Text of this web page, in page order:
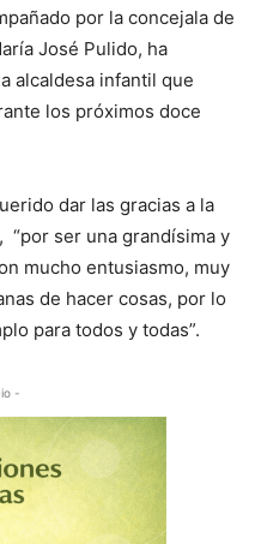
por la concejala de
José Pulido, ha
alcaldesa infantil que
los próximos doce
dar las gracias a la
“por ser una grandísima y
mucho entusiasmo, muy
de hacer cosas, por lo
para todos y todas”.
-